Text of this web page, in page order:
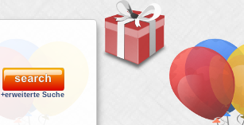
+erweiterte Suche